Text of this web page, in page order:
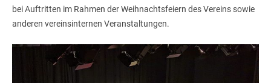
bei Auftritten im Rahmen der Weihnachtsfeiern des Vereins sowie
anderen vereinsinternen Veranstaltungen.